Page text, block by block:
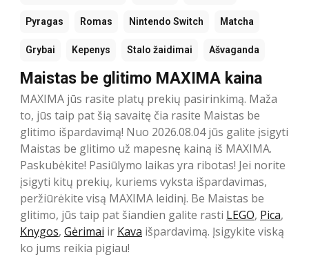
Pyragas Romas Nintendo Switch Matcha
Grybai Kepenys Stalo žaidimai Ašvaganda
Maistas be glitimo MAXIMA kaina
MAXIMA jūs rasite platų prekių pasirinkimą. Maža
to, jūs taip pat šią savaitę čia rasite Maistas be
glitimo išpardavimą! Nuo 2026.08.04 jūs galite įsigyti
Maistas be glitimo už mapesnę kainą iš MAXIMA.
Paskubėkite! Pasiūlymo laikas yra ribotas! Jei norite
įsigyti kitų prekių, kuriems vyksta išpardavimas,
peržiūrėkite visą MAXIMA leidinį. Be Maistas be
glitimo, jūs taip pat šiandien galite rasti LEGO, Pica,
Knygos, Gėrimai ir Kava išpardavimą. Įsigykite viską
ko jums reikia pigiau!